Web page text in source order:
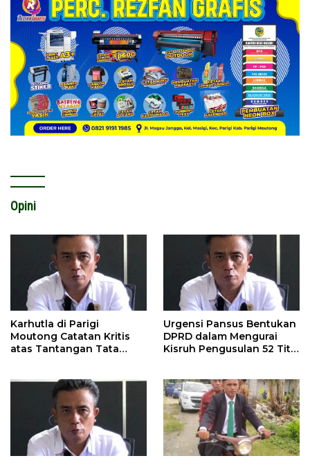
Opini
Karhutla di Parigi
Moutong Catatan Kritis
atas Tantangan Tata
Urgensi Pansus Bentukan
DPRD dalam Mengurai
Kisruh Pengusulan 52 Titik